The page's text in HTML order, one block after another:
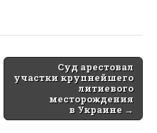
Суд арестовал
участки крупнейшего
литиевого
месторождения
в Украине →